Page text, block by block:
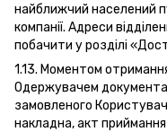
найближчий населений
компанії. Адреси
побачити у розділі
1.13. Моментом
Одержувачем
замовленого
накладна, акт